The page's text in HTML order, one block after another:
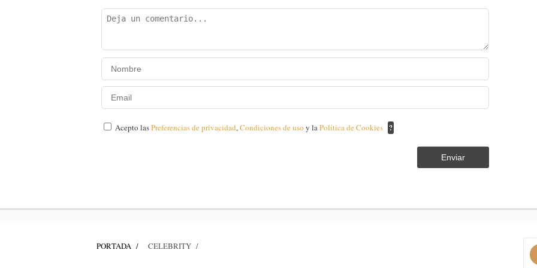
Acepto lasPreferencias de privacidad,Condiciones de usoy laPolítica de Cookies ?
Enviar
PORTADA CELEBRITY